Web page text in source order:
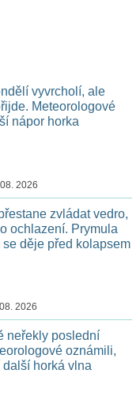
vyvrcholí, ale
Meteorologové
nápor horka
2026
zvládat vedro,
ochlazení. Prymula
se děje před kolapsem
2026
neřekly poslední
oznámili,
další horká vlna